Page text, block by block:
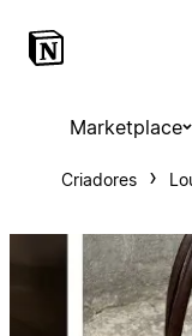
Marketplace
Criadores